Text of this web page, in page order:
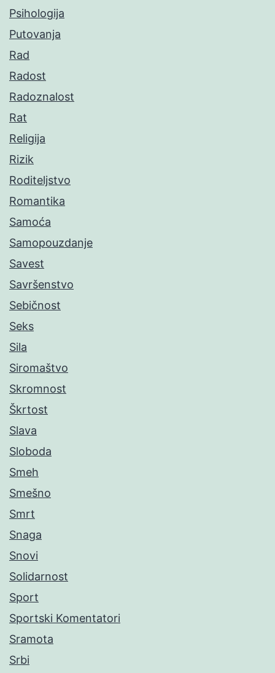
Psihologija
Putovanja
Rad
Radost
Radoznalost
Rat
Religija
Rizik
Roditeljstvo
Romantika
Samoća
Samopouzdanje
Savest
Savršenstvo
Sebičnost
Seks
Sila
Siromaštvo
Skromnost
Škrtost
Slava
Sloboda
Smeh
Smešno
Smrt
Snaga
Snovi
Solidarnost
Sport
Sportski Komentatori
Sramota
Srbi